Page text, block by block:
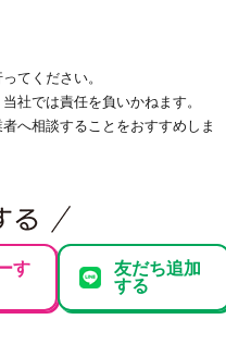
てください。
社では責任を負いかねます。
へ相談することをおすすめしま
す
友だち追加
する